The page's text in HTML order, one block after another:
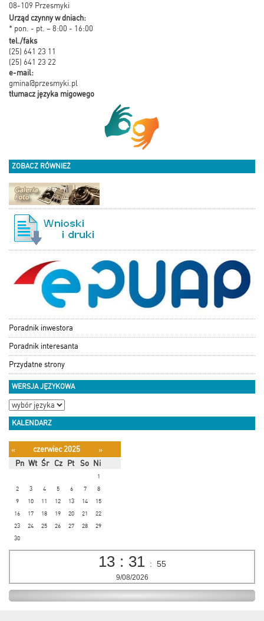
08-109 Przesmyki
Urząd czynny w dniach:
* pon. - pt. – 8:00 - 16:00
tel./faks
(25) 641 23 11
(25) 641 23 22
e-mail:
gmina@przesmyki.pl
tłumacz języka migowego
ZOBACZ RÓWNIEŻ
Poradnik inwestora
Poradnik interesanta
Przydatne strony
WERSJA JĘZYKOWA
KALENDARZ
« czerwiec 2025
»
Pn Wt Śr Cz Pt So Ni
1
2
3 4 5 6 7
8
9
10 11 12 13 14
15
16
17 18 19 20 21
22
23
24 25 26 27 28
29
30
13 : 31 : 55
9/08/2026